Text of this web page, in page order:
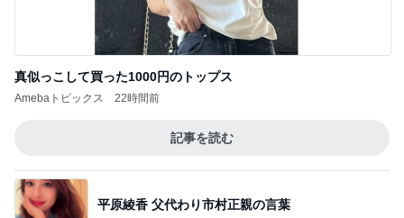
真似っこして買った1000円のトップス
Amebaトピックス 22時間前
記事を読む
平原綾香 父代わり市村正親の言葉